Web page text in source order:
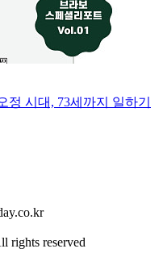
정 시대, 73세까지 일하기
rights reserved